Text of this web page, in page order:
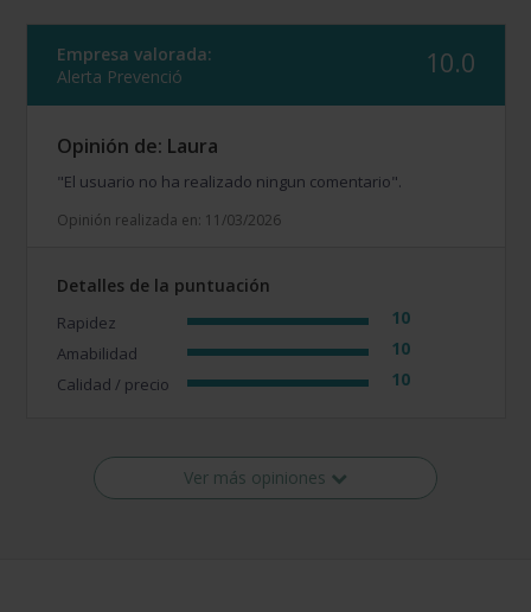
Empresa valorada:
Alerta Prevenció
10.0
Opinión de: Laura
"El usuario no ha realizado ningun comentario".
Opinión realizada en: 11/03/2026
Detalles de la puntuación
Rapidez 10
Amabilidad 10
Calidad / precio 10
Ver más opiniones